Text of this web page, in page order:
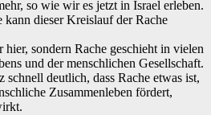
so wie wir es jetzt in Israel erleben.
dieser Kreislauf der Rache
sondern Rache geschieht in vielen
und der menschlichen Gesellschaft.
schnell deutlich, dass Rache etwas ist,
Zusammenleben fördert,